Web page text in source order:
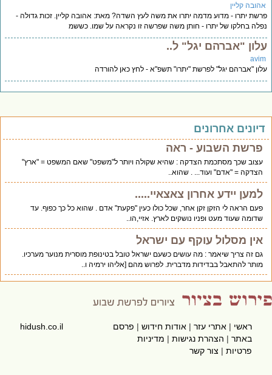
קליין
יתרו - מדוע מדמה יתרו את משה לעץ השדה? מאת: אהובה קליין. זכות גדולה -
בחלקו של יתרו - חותן משה שפרשה זו נקראה על שמו. כששמ
"אברהם יגל" ל..
"אברהם יגל" לפרשת "יתרו" תשפ"א - לחץ כאן להורדה
אחרונים
פרשת השבוע - ראה
עצוב שכך מסתכמת הצדקה : שהיא שקולה ויותר ל"משפט" שאם המשפט = "ארץ"
הצדקה = "אדם" ועוד... . שהוא..
למען יידע אחרון צאצאיי.....
פעם הראה לי הזקן זקן אחר, שכל כולו כעין "פקעת" אדם . שהוא כל כך כפוף. עד
שדומה שעוד מעט ופניו נושקים לארץ. אזיי,הו..
אין מסלול עוקף עם ישראל
גם זה צריך שיאמר : מה עושים כשעם ישראל טובל בטינופת מוסרית מנוער מערכיו.
מותר להתאבל בבדידות מדברית. לפרוש מהם [אליהו ירמיה ו..
ראשי|אתרי עזר|אודות חידוש|פרסם
באתר|הצהרת נגישות|מדיניות
פרטיות|צור קשר
hidush.co.il